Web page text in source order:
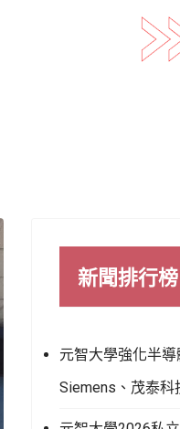
新聞排行榜
元智大學強化半
Siemens、茂泰科